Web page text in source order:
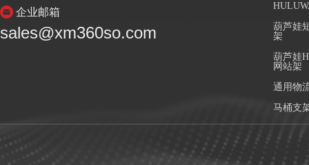
企业邮箱
sales@xm360so.com
葫芦娃
架
葫芦娃
网站架
通用物
马桶支